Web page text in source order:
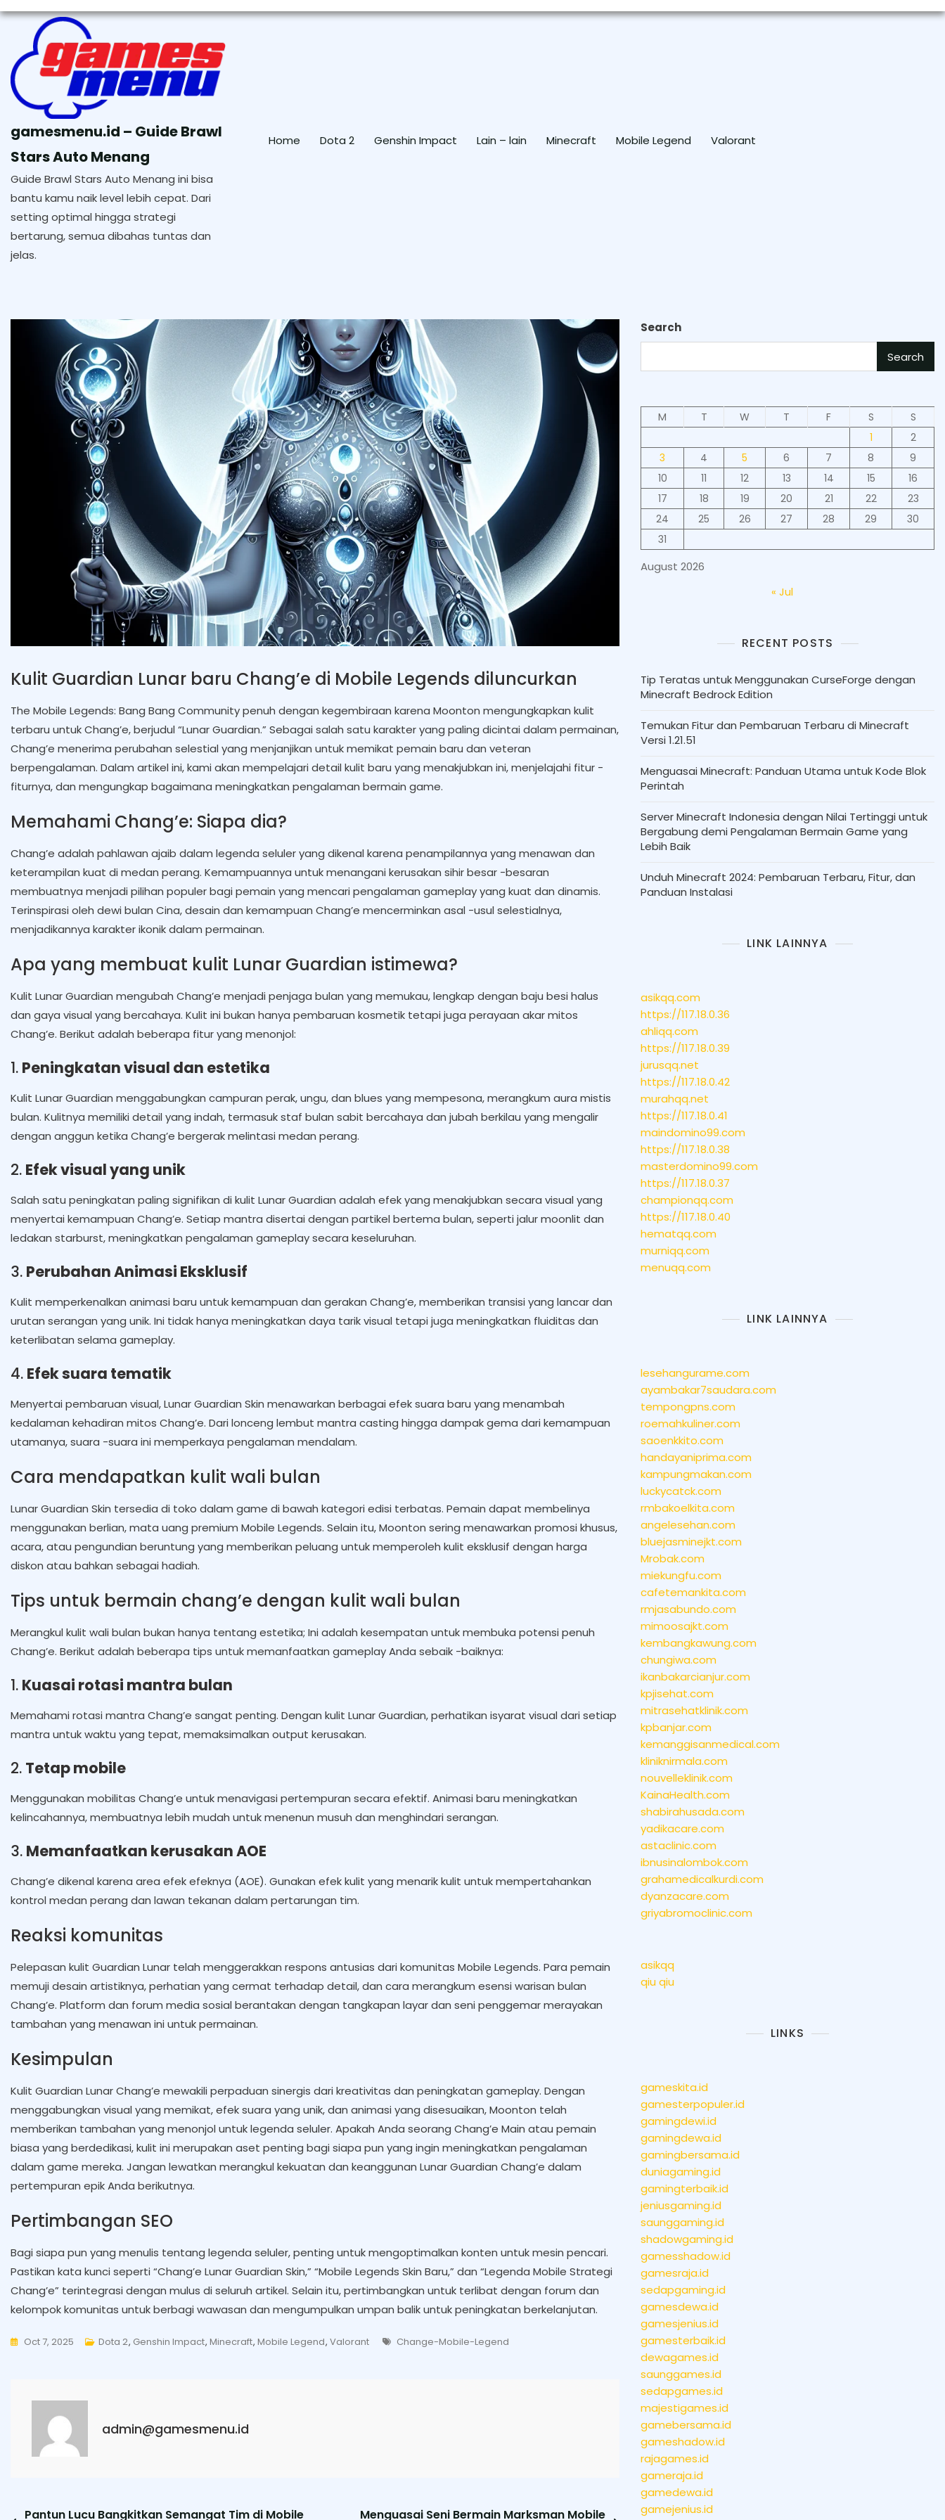
content
gamesmenu.id – Guide Brawl
Stars Auto Menang
Guide Brawl Stars Auto Menang ini bisa
bantu kamu naik level lebih cepat. Dari
setting optimal hingga strategi
bertarung, semua dibahas tuntas dan
jelas.
Home Dota 2 Genshin Impact Lain – lain Minecraft Mobile Legend Valorant
Kulit Guardian Lunar baru Chang’e di Mobile Legends diluncurkan
The Mobile Legends: Bang Bang Community penuh dengan kegembiraan karena Moonton mengungkapkan kulit
terbaru untuk Chang’e, berjudul “Lunar Guardian.” Sebagai salah satu karakter yang paling dicintai dalam permainan,
Chang’e menerima perubahan selestial yang menjanjikan untuk memikat pemain baru dan veteran
berpengalaman. Dalam artikel ini, kami akan mempelajari detail kulit baru yang menakjubkan ini, menjelajahi fitur -
fiturnya, dan mengungkap bagaimana meningkatkan pengalaman bermain game.
Memahami Chang’e: Siapa dia?
Chang’e adalah pahlawan ajaib dalam legenda seluler yang dikenal karena penampilannya yang menawan dan
keterampilan kuat di medan perang. Kemampuannya untuk menangani kerusakan sihir besar -besaran
membuatnya menjadi pilihan populer bagi pemain yang mencari pengalaman gameplay yang kuat dan dinamis.
Terinspirasi oleh dewi bulan Cina, desain dan kemampuan Chang’e mencerminkan asal -usul selestialnya,
menjadikannya karakter ikonik dalam permainan.
Apa yang membuat kulit Lunar Guardian istimewa?
Kulit Lunar Guardian mengubah Chang’e menjadi penjaga bulan yang memukau, lengkap dengan baju besi halus
dan gaya visual yang bercahaya. Kulit ini bukan hanya pembaruan kosmetik tetapi juga perayaan akar mitos
Chang’e. Berikut adalah beberapa fitur yang menonjol:
1. Peningkatan visual dan estetika
Kulit Lunar Guardian menggabungkan campuran perak, ungu, dan blues yang mempesona, merangkum aura mistis
bulan. Kulitnya memiliki detail yang indah, termasuk staf bulan sabit bercahaya dan jubah berkilau yang mengalir
dengan anggun ketika Chang’e bergerak melintasi medan perang.
2. Efek visual yang unik
Salah satu peningkatan paling signifikan di kulit Lunar Guardian adalah efek yang menakjubkan secara visual yang
menyertai kemampuan Chang’e. Setiap mantra disertai dengan partikel bertema bulan, seperti jalur moonlit dan
ledakan starburst, meningkatkan pengalaman gameplay secara keseluruhan.
3. Perubahan Animasi Eksklusif
Kulit memperkenalkan animasi baru untuk kemampuan dan gerakan Chang’e, memberikan transisi yang lancar dan
urutan serangan yang unik. Ini tidak hanya meningkatkan daya tarik visual tetapi juga meningkatkan fluiditas dan
keterlibatan selama gameplay.
4. Efek suara tematik
Menyertai pembaruan visual, Lunar Guardian Skin menawarkan berbagai efek suara baru yang menambah
kedalaman kehadiran mitos Chang’e. Dari lonceng lembut mantra casting hingga dampak gema dari kemampuan
utamanya, suara -suara ini memperkaya pengalaman mendalam.
Cara mendapatkan kulit wali bulan
Lunar Guardian Skin tersedia di toko dalam game di bawah kategori edisi terbatas. Pemain dapat membelinya
menggunakan berlian, mata uang premium Mobile Legends. Selain itu, Moonton sering menawarkan promosi khusus,
acara, atau pengundian beruntung yang memberikan peluang untuk memperoleh kulit eksklusif dengan harga
diskon atau bahkan sebagai hadiah.
Tips untuk bermain chang’e dengan kulit wali bulan
Merangkul kulit wali bulan bukan hanya tentang estetika; Ini adalah kesempatan untuk membuka potensi penuh
Chang’e. Berikut adalah beberapa tips untuk memanfaatkan gameplay Anda sebaik -baiknya:
1. Kuasai rotasi mantra bulan
Memahami rotasi mantra Chang’e sangat penting. Dengan kulit Lunar Guardian, perhatikan isyarat visual dari setiap
mantra untuk waktu yang tepat, memaksimalkan output kerusakan.
2. Tetap mobile
Menggunakan mobilitas Chang’e untuk menavigasi pertempuran secara efektif. Animasi baru meningkatkan
kelincahannya, membuatnya lebih mudah untuk menenun musuh dan menghindari serangan.
3. Memanfaatkan kerusakan AOE
Chang’e dikenal karena area efek efeknya (AOE). Gunakan efek kulit yang menarik kulit untuk mempertahankan
kontrol medan perang dan lawan tekanan dalam pertarungan tim.
Reaksi komunitas
Pelepasan kulit Guardian Lunar telah menggerakkan respons antusias dari komunitas Mobile Legends. Para pemain
memuji desain artistiknya, perhatian yang cermat terhadap detail, dan cara merangkum esensi warisan bulan
Chang’e. Platform dan forum media sosial berantakan dengan tangkapan layar dan seni penggemar merayakan
tambahan yang menawan ini untuk permainan.
Kesimpulan
Kulit Guardian Lunar Chang’e mewakili perpaduan sinergis dari kreativitas dan peningkatan gameplay. Dengan
menggabungkan visual yang memikat, efek suara yang unik, dan animasi yang disesuaikan, Moonton telah
memberikan tambahan yang menonjol untuk legenda seluler. Apakah Anda seorang Chang’e Main atau pemain
biasa yang berdedikasi, kulit ini merupakan aset penting bagi siapa pun yang ingin meningkatkan pengalaman
dalam game mereka. Jangan lewatkan merangkul kekuatan dan keanggunan Lunar Guardian Chang’e dalam
pertempuran epik Anda berikutnya.
Pertimbangan SEO
Bagi siapa pun yang menulis tentang legenda seluler, penting untuk mengoptimalkan konten untuk mesin pencari.
Pastikan kata kunci seperti “Chang’e Lunar Guardian Skin,” “Mobile Legends Skin Baru,” dan “Legenda Mobile Strategi
Chang’e” terintegrasi dengan mulus di seluruh artikel. Selain itu, pertimbangkan untuk terlibat dengan forum dan
kelompok komunitas untuk berbagi wawasan dan mengumpulkan umpan balik untuk peningkatan berkelanjutan.
Oct 7, 2025 Dota 2, Genshin Impact, Minecraft, Mobile Legend, Valorant Tags
Change-Mobile-Legend
admin@gamesmenu.id
Pantun Lucu Bangkitkan Semangat Tim di Mobile Menguasai Seni Bermain Marksman Mobile
Search
Search
August 2026
M T W T F S
S
1
2
3
4 5 6 7 8
9
10
11 12 13 14 15
16
17
18 19 20 21 22
23
24
25 26 27 28 29
30
31
« Jul
RECENT POSTS
Tip Teratas untuk Menggunakan CurseForge dengan
Minecraft Bedrock Edition
Temukan Fitur dan Pembaruan Terbaru di Minecraft
Versi 1.21.51
Menguasai Minecraft: Panduan Utama untuk Kode Blok
Perintah
Server Minecraft Indonesia dengan Nilai Tertinggi untuk
Bergabung demi Pengalaman Bermain Game yang
Lebih Baik
Unduh Minecraft 2024: Pembaruan Terbaru, Fitur, dan
Panduan Instalasi
LINK LAINNYA
asikqq.com
https://117.18.0.36
ahliqq.com
https://117.18.0.39
jurusqq.net
https://117.18.0.42
murahqq.net
https://117.18.0.41
maindomino99.com
https://117.18.0.38
masterdomino99.com
https://117.18.0.37
championqq.com
https://117.18.0.40
hematqq.com
murniqq.com
menuqq.com
LINK LAINNYA
lesehangurame.com
ayambakar7saudara.com
tempongpns.com
roemahkuliner.com
saoenkkito.com
handayaniprima.com
kampungmakan.com
luckycatck.com
rmbakoelkita.com
angelesehan.com
bluejasminejkt.com
Mrobak.com
miekungfu.com
cafetemankita.com
rmjasabundo.com
mimoosajkt.com
kembangkawung.com
chungiwa.com
ikanbakarcianjur.com
kpjisehat.com
mitrasehatklinik.com
kpbanjar.com
kemanggisanmedical.com
kliniknirmala.com
nouvelleklinik.com
KainaHealth.com
shabirahusada.com
yadikacare.com
astaclinic.com
ibnusinalombok.com
grahamedicalkurdi.com
dyanzacare.com
griyabromoclinic.com
asikqq
qiu qiu
LINKS
gameskita.id
gamesterpopuler.id
gamingdewi.id
gamingdewa.id
gamingbersama.id
duniagaming.id
gamingterbaik.id
jeniusgaming.id
saunggaming.id
shadowgaming.id
gamesshadow.id
gamesraja.id
sedapgaming.id
gamesdewa.id
gamesjenius.id
gamesterbaik.id
dewagames.id
saunggames.id
sedapgames.id
majestigames.id
gamebersama.id
gameshadow.id
rajagames.id
gameraja.id
gamedewa.id
gamejenius.id